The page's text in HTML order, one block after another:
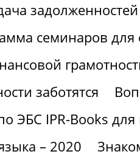
семинаров для
заботятся
ЭБС IPR-Books для
– 2020